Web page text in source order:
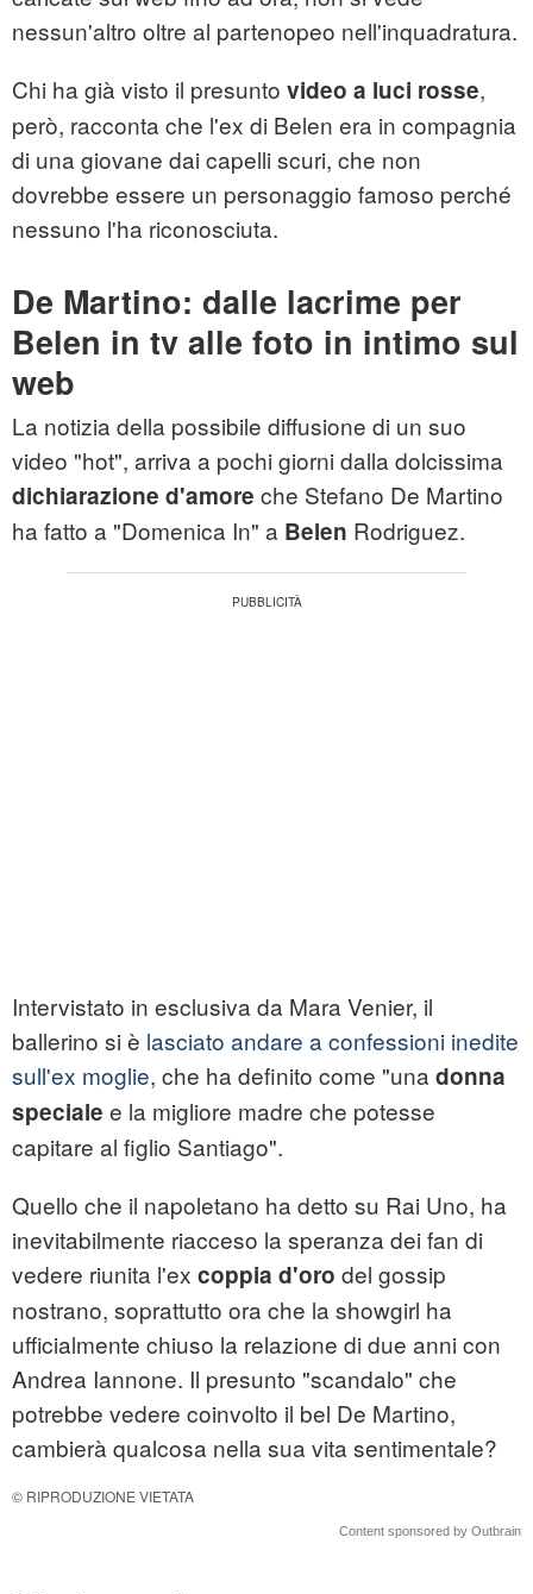
nessun'altro oltre al partenopeo nell'inquadratura.
Chi ha già visto il presunto video a luci rosse,
però, racconta che l'ex di Belen era in compagnia
di una giovane dai capelli scuri, che non
dovrebbe essere un personaggio famoso perché
nessuno l'ha riconosciuta.
De Martino: dalle lacrime per
Belen in tv alle foto in intimo sul
web
La notizia della possibile diffusione di un suo
video "hot", arriva a pochi giorni dalla dolcissima
dichiarazione d'amore che Stefano De Martino
ha fatto a "Domenica In" a Belen Rodriguez.
Intervistato in esclusiva da Mara Venier, il
ballerino si è lasciato andare a confessioni inedite
sull'ex moglie, che ha definito come "una donna
speciale e la migliore madre che potesse
capitare al figlio Santiago".
Quello che il napoletano ha detto su Rai Uno, ha
inevitabilmente riacceso la speranza dei fan di
vedere riunita l'ex coppia d'oro del gossip
nostrano, soprattutto ora che la showgirl ha
ufficialmente chiuso la relazione di due anni con
Andrea Iannone. Il presunto "scandalo" che
potrebbe vedere coinvolto il bel De Martino,
cambierà qualcosa nella sua vita sentimentale?
© RIPRODUZIONE VIETATA
Content sponsored by Outbrain